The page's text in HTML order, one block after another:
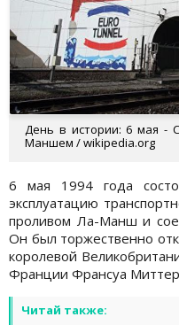
День в истории: 6 мая -
Маншем / wikipedia.org
6 мая 1994 года
эксплуатацию
проливом Ла-Манш и
Он был торжественно
королевой
Франции Франсуа
Читай также: